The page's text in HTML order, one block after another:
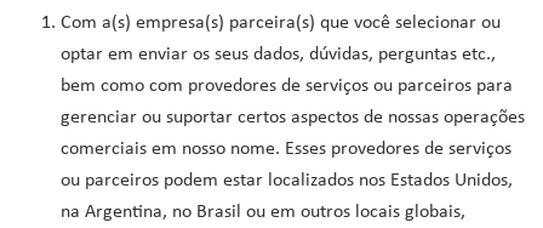
Com a(s) empresa(s) parceira(s) que você selecionar ou
optar em enviar os seus dados, dúvidas, perguntas etc.,
bem como com provedores de serviços ou parceiros para
gerenciar ou suportar certos aspectos de nossas operações
comerciais em nosso nome. Esses provedores de serviços
ou parceiros podem estar localizados nos Estados Unidos,
na Argentina, no Brasil ou em outros locais globais,